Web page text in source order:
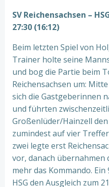
SV Reichensachsen –
27:30 (16:12)
Beim letzten Spiel von
Trainer holte seine
und bog die Partie beim
Reichensachsen um:
sich die Gastgeberinnen
und führten
Großenlüder/Hainzell
zumindest auf vier
zwei legte erst
vor, danach übernahmen
mehr das Kommando.
HSG den Ausgleich zum